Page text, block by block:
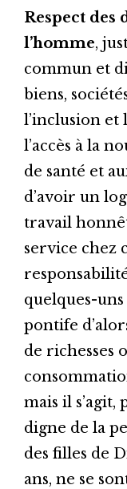
Respect des
l’homme,
commun et
biens,
l’inclusion et
l’accès à la
de santé et
d’avoir un
travail
service chez
quelques-
pontife
de richesses
mais il s’agit,
digne de la
des filles de
ans, ne se